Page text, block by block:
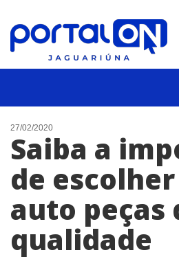
NOTÍCIAS
LISTA DIGITAL
CONTATO
ANUNCIE
27/02/2020
Saiba a
de
auto peças
qualidade